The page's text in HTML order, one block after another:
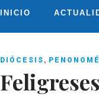
INICIO
DIÓCESIS , PENONOMÉ